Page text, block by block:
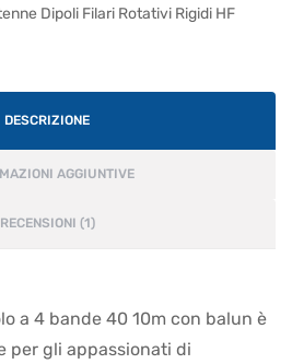
Dipoli Filari Rotativi Rigidi HF
DESCRIZIONE
AGGIUNTIVE
RECENSIONI (1)
a 4 bande 40 10m con balun è
per gli appassionati di